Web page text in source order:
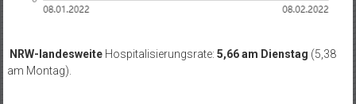
NRW-landesweiteHospitalisierungsrate: 5,66 am Dienstag (5,38
am Montag).